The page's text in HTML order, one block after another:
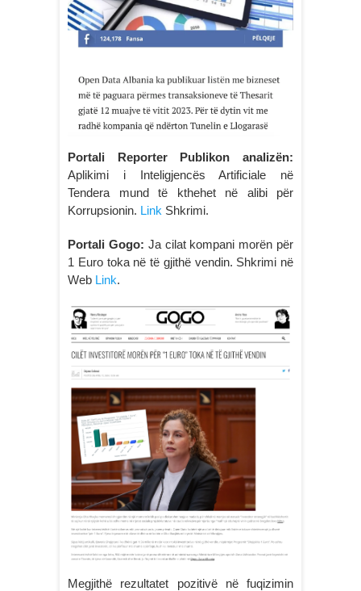
Portali Reporter Publikon analizën:
Aplikimi i Inteligjencës Artificiale në
Tendera mund të kthehet në alibi për
Korrupsionin. Link Shkrimi.
Portali Gogo: Ja cilat kompani morën për
1 Euro toka në të gjithë vendin. Shkrimi në
Web Link.
Megjithë rezultatet pozitivë në fuqizimin